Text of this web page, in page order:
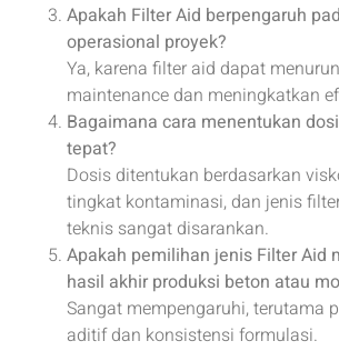
Apakah Filter Aid berpengaruh
operasional proyek?
Ya, karena filter aid dapat
maintenance dan meningkatkan
Bagaimana cara menentukan
tepat?
Dosis ditentukan berdasarkan
tingkat kontaminasi, dan jenis
teknis sangat disarankan.
Apakah pemilihan jenis Filter Aid
hasil akhir produksi beton atau
Sangat mempengaruhi, terutama
aditif dan konsistensi formulasi.